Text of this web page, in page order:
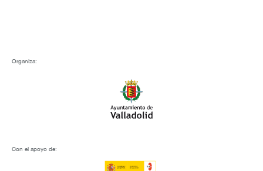
Organiza:
Con el apoyo de: